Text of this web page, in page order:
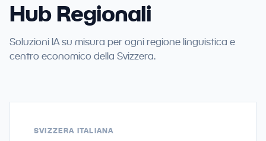
Hub Regionali
Soluzioni IA su misura per ogni regione linguistica e
centro economico della Svizzera.
SVIZZERA ITALIANA